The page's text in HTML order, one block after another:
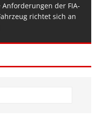
der FIA-
richtet sich an